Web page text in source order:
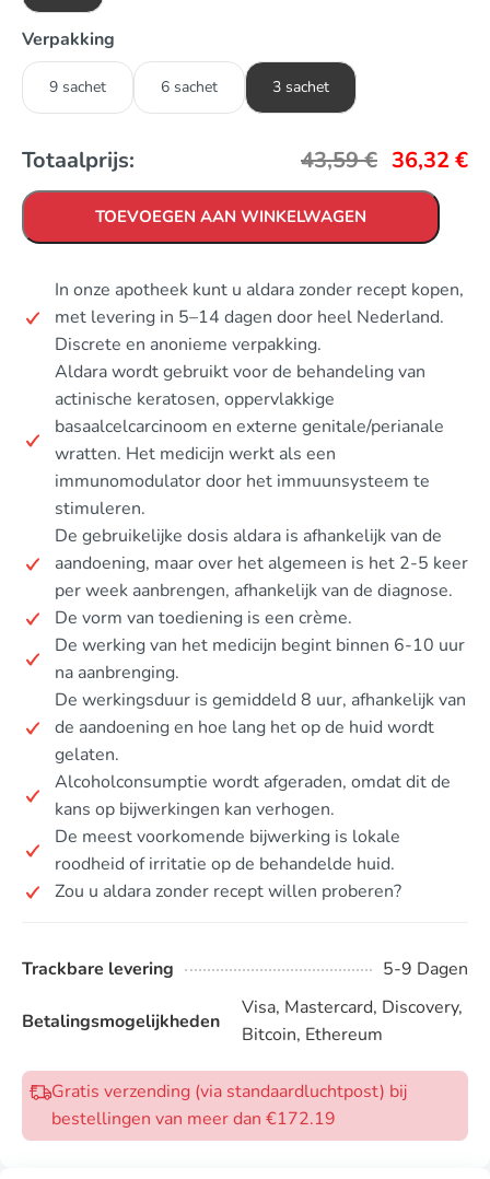
Verpakking
9 sachet 6 sachet 3 sachet
Totaalprijs: 43,59€ 36,32 €
TOEVOEGEN AAN WINKELWAGEN
In onze apotheek kunt u aldara zonder recept kopen,
met levering in 5–14 dagen door heel Nederland.
Discrete en anonieme verpakking.
Aldara wordt gebruikt voor de behandeling van
actinische keratosen, oppervlakkige
basaalcelcarcinoom en externe genitale/perianale
wratten. Het medicijn werkt als een
immunomodulator door het immuunsysteem te
stimuleren.
De gebruikelijke dosis aldara is afhankelijk van de
aandoening, maar over het algemeen is het 2-5 keer
per week aanbrengen, afhankelijk van de diagnose.
De vorm van toediening is een crème.
De werking van het medicijn begint binnen 6-10 uur
na aanbrenging.
De werkingsduur is gemiddeld 8 uur, afhankelijk van
de aandoening en hoe lang het op de huid wordt
gelaten.
Alcoholconsumptie wordt afgeraden, omdat dit de
kans op bijwerkingen kan verhogen.
De meest voorkomende bijwerking is lokale
roodheid of irritatie op de behandelde huid.
Zou u aldara zonder recept willen proberen?
Trackbare levering 5-9 Dagen
Betalingsmogelijkheden
Visa, Mastercard, Discovery,
Bitcoin, Ethereum
Gratis verzending (via standaardluchtpost) bij
bestellingen van meer dan €172.19